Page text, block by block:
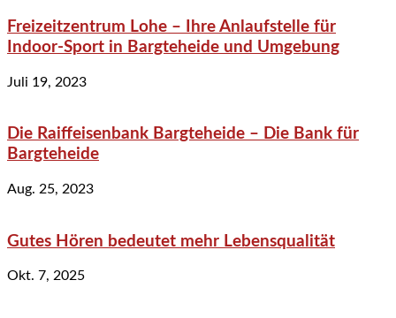
Freizeitzentrum Lohe – Ihre Anlaufstelle für
Indoor-Sport in Bargteheide und Umgebung
Juli 19, 2023
Die Raiffeisenbank Bargteheide – Die Bank für
Bargteheide
Aug. 25, 2023
Gutes Hören bedeutet mehr Lebensqualität
Okt. 7, 2025